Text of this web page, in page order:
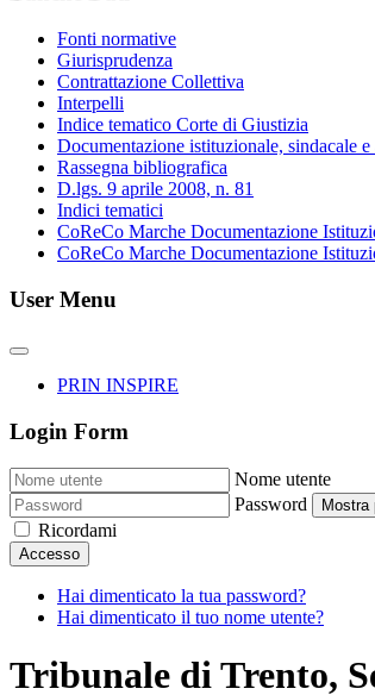
Fonti normative
Giurisprudenza
Contrattazione Collettiva
Interpelli
Indice tematico Corte di Giustizia
Documentazione istituzionale, sindacale e
Rassegna bibliografica
D.lgs. 9 aprile 2008, n. 81
Indici tematici
CoReCo Marche Documentazione
CoReCo Marche Documentazione
User Menu
PRIN INSPIRE
Login Form
Nome utente
Password
Mostra
Ricordami
Accesso
Hai dimenticato la tua password?
Hai dimenticato il tuo nome utente?
Tribunale di Trento,